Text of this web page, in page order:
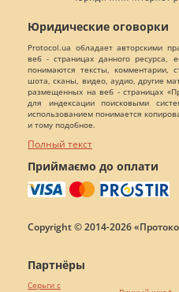
Юридические оговорки
Protocol.ua обладает авторскими
веб - страницах данного ресурса,
понимаются тексты, комментарии,
шота, сканы, видео, аудио, другие
размещенных на веб - страницах
для индексации поисковыми
использованием понимается
и тому подобное.
Полный текст
Приймаємо до оплати
Copyright © 2014-2026
Партнёры
Серьги с